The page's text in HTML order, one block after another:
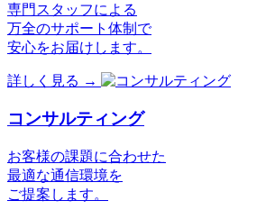
専門スタッフによる
万全のサポート体制で
安心をお届けします。
詳しく見る →
コンサルティング
お客様の課題に合わせた
最適な通信環境を
ご提案します。